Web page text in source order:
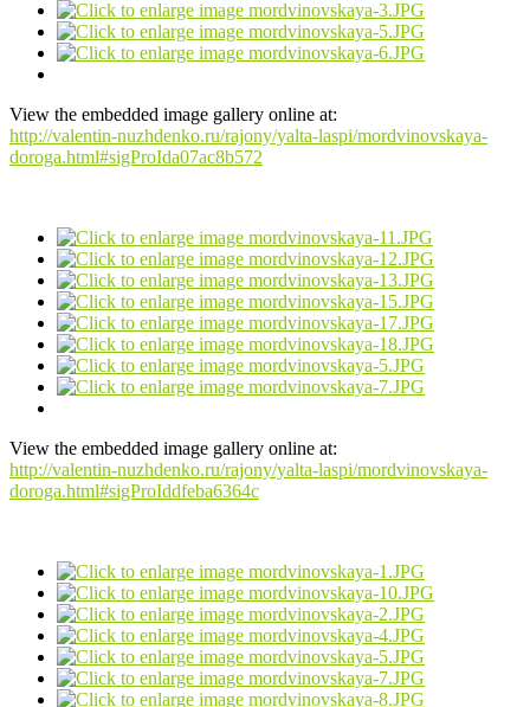
View the embedded image gallery online at:
http://valentin-nuzhdenko.ru/rajony/yalta-laspi/mordvinovskaya-
doroga.html#sigProIda07ac8b572
View the embedded image gallery online at:
http://valentin-nuzhdenko.ru/rajony/yalta-laspi/mordvinovskaya-
doroga.html#sigProIddfeba6364c